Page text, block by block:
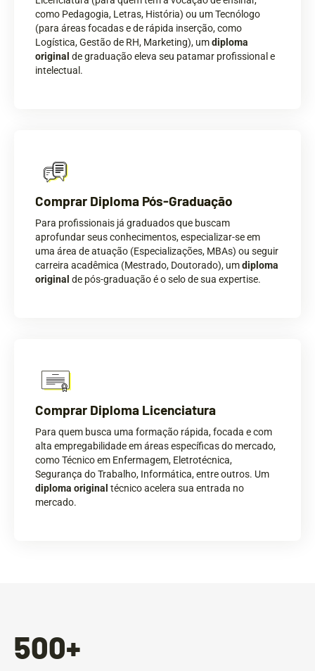
como Pedagogia, Letras, História) ou um Tecnólogo
(para áreas focadas e de rápida inserção, como
Logística, Gestão de RH, Marketing), umdiploma
original de graduação eleva seu patamar profissional e
intelectual.
Comprar Diploma Pós-Graduação
Para profissionais já graduados que buscam
aprofundar seus conhecimentos, especializar-se em
uma área de atuação (Especializações, MBAs) ou seguir
carreira acadêmica (Mestrado, Doutorado), umdiploma
original de pós-graduação é o selo de sua expertise.
Comprar Diploma Licenciatura
Para quem busca uma formação rápida, focada e com
alta empregabilidade em áreas específicas do mercado,
como Técnico em Enfermagem, Eletrotécnica,
Segurança do Trabalho, Informática, entre outros. Um
diploma original técnico acelera sua entrada no
mercado.
500+